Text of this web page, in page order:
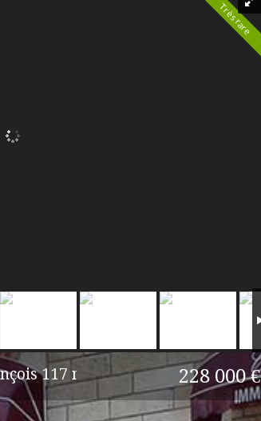
Très rare
117 m² 228 000 €